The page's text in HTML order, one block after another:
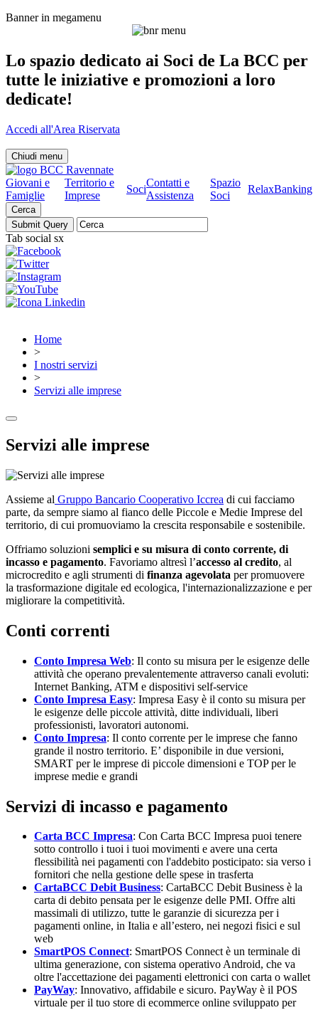
Banner in megamenu
Lo spazio dedicato ai Soci de La BCC per
tutte le iniziative e promozioni a loro
dedicate!
Accedi all'Area Riservata
Chiudi menu
Giovani e
Famiglie
Territorio e
Imprese
Soci
Contatti e
Assistenza
Spazio
Soci
RelaxBanking
Cerca
Tab social sx
Home
>
I nostri servizi
>
Servizi alle imprese
Servizi alle imprese
Assieme al Gruppo Bancario Cooperativo Iccrea di cui facciamo
parte, da sempre siamo al fianco delle Piccole e Medie Imprese del
territorio, di cui promuoviamo la crescita responsabile e sostenibile.
Offriamo soluzioni semplici e su misura di conto corrente, di
incasso e pagamento. Favoriamo altresì l’accesso al credito, al
microcredito e agli strumenti di finanza agevolata per promuovere
la trasformazione digitale ed ecologica, l'internazionalizzazione e per
migliorare la competitività.
Conti correnti
Conto Impresa Web: Il conto su misura per le esigenze delle
attività che operano prevalentemente attraverso canali evoluti:
Internet Banking, ATM e dispositivi self-service
Conto Impresa Easy: Impresa Easy è il conto su misura per
le esigenze delle piccole attività, ditte individuali, liberi
professionisti, lavoratori autonomi.
Conto Impresa: Il conto corrente per le imprese che fanno
grande il nostro territorio. E’ disponibile in due versioni,
SMART per le imprese di piccole dimensioni e TOP per le
imprese medie e grandi
Servizi di incasso e pagamento
Carta BCC Impresa: Con Carta BCC Impresa puoi tenere
sotto controllo i tuoi i tuoi movimenti e avere una certa
flessibilità nei pagamenti con l'addebito posticipato: sia verso i
fornitori che nella gestione delle spese in trasferta
CartaBCC Debit Business: CartaBCC Debit Business è la
carta di debito pensata per le esigenze delle PMI. Offre alti
massimali di utilizzo, tutte le garanzie di sicurezza per i
pagamenti online, in Italia e all’estero, nei negozi fisici e sul
web
SmartPOS Connect: SmartPOS Connect è un terminale di
ultima generazione, con sistema operativo Android, che va
oltre l'accettazione dei pagamenti elettronici con carta o wallet
PayWay: Innovativo, affidabile e sicuro. PayWay è il POS
virtuale per il tuo store di ecommerce online sviluppato per